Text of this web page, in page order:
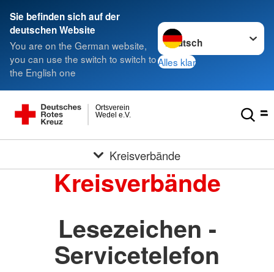
Sie befinden sich auf der
deutschen Website
You are on the German website,
you can use the switch to switch to
the English one
Sprache wechseln zu
Alles klar
Wedel e.V.
Ortsverein
Kreisverbände
Kreisverbände
Lesezeichen -
Servicetelefon